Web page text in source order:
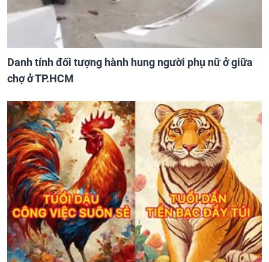
Danh tính đối tượng hành hung người phụ nữ ở giữa
chợ ở TP.HCM